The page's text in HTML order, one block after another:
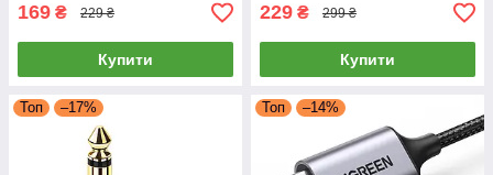
169 ₴ 229 ₴
Купити
229 ₴ 299 ₴
Купити
Топ –17% Топ –14%